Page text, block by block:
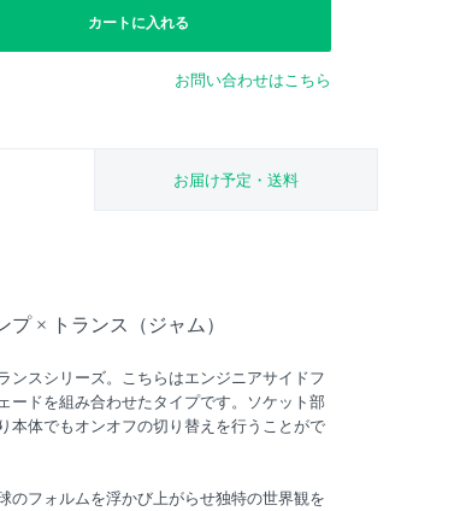
カートに入れる
お問い合わせはこちら
お届け予定・送料
× トランス（ジャム）
ンスシリーズ。こちらはエンジニアサイドフ
ードを組み合わせたタイプです。ソケット部
本体でもオンオフの切り替えを行うことがで
のフォルムを浮かび上がらせ独特の世界観を